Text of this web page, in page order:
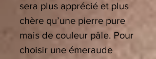
sera plus apprécié et plus
chère qu’une pierre pure
mais de couleur pâle. Pour
choisir une émeraude